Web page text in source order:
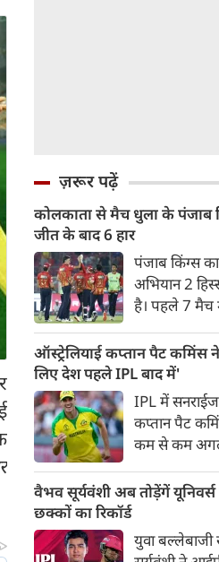
ज़रूर पढ़ें
कोलकाता से मैच धुला के पंजाब
जीत के बाद 6 हार
पंजाब किंग्स का
अभियान 2
है। पहले 7 मैच
उसे हार का
बाद अंतिम मैच
लेकिन तब तक
लखनऊ के हाथ
ऑस्ट्रेलियाई कप्तान पैट कमिंस ने
लिए देश पहले IPL बाद में'
IPL में
कप्तान पैट
कम से कम
प्राथमिकता
के बीच आया
है कि
IPL से आगे
वैभव सूर्यवंशी अब तोड़ेंगें
छक्कों का रिकॉर्ड
युवा